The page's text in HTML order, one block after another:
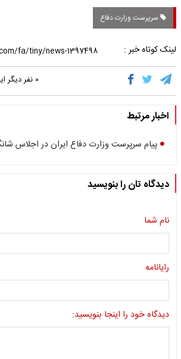
سرپرست وزارت دفاع
لینک کوتاه خبر :
۰ نفر دیگر
اخبار مرتبط
پیام سرپرست وزارت دفاع ایران در اجلاس
دیدگاه تان را بنویسید
نام شما
رایانامه
دیدگاه خود را اینجا بنویسید: